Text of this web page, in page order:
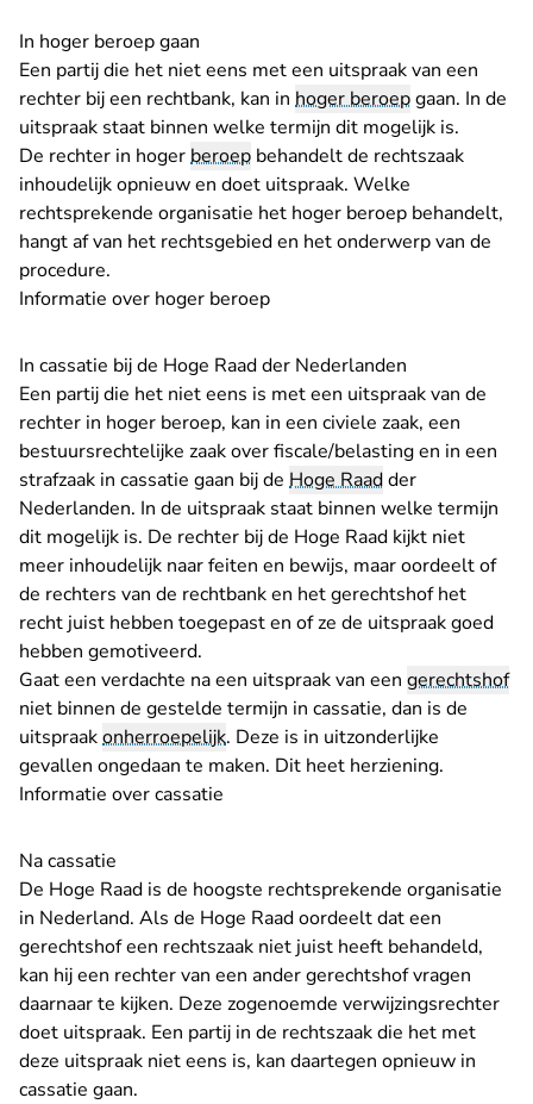
In hoger beroep gaan
Een partij die het niet eens met een uitspraak van een
rechter bij een rechtbank, kan in hoger beroepgaan. In de
uitspraak staat binnen welke termijn dit mogelijk is.
De rechter in hogerberoep behandelt de rechtszaak
inhoudelijk opnieuw en doet uitspraak. Welke
rechtsprekende organisatie het hoger beroep behandelt,
hangt af van het rechtsgebied en het onderwerp van de
procedure.
Informatie over hoger beroep
In cassatie bij de Hoge Raad der Nederlanden
Een partij die het niet eens is met een uitspraak van de
rechter in hoger beroep, kan in een civiele zaak, een
bestuursrechtelijke zaak over fiscale/belasting en in een
strafzaak in cassatie gaan bij de Hoge Raadder
Nederlanden. In de uitspraak staat binnen welke termijn
dit mogelijk is. De rechter bij de Hoge Raad kijkt niet
meer inhoudelijk naar feiten en bewijs, maar oordeelt of
de rechters van de rechtbank en het gerechtshof het
recht juist hebben toegepast en of ze de uitspraak goed
hebben gemotiveerd.
Gaat een verdachte na een uitspraak van een gerechtshof
niet binnen de gestelde termijn in cassatie, dan is de
uitspraakonherroepelijk. Deze is in uitzonderlijke
gevallen ongedaan te maken. Dit heet herziening.
Informatie overcassatie
Na cassatie
De Hoge Raad is de hoogste rechtsprekende organisatie
in Nederland. Als de Hoge Raad oordeelt dat een
gerechtshof een rechtszaak niet juist heeft behandeld,
kan hij een rechter van een ander gerechtshof vragen
daarnaar te kijken. Deze zogenoemde verwijzingsrechter
doet uitspraak. Een partij in de rechtszaak die het met
deze uitspraak niet eens is, kan daartegen opnieuw in
cassatie gaan.